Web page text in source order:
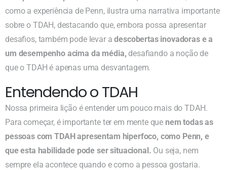
como a experiência de Penn, ilustra uma narrativa importante
sobre o TDAH, destacando que, embora possa apresentar
desafios, também pode levar adescobertas inovadoras e a
um desempenho acima da média, desafiando a noção de
que o TDAH é apenas uma desvantagem.
Entendendo o TDAH
Nossa primeira lição é entender um pouco mais do TDAH.
Para começar, é importante ter em mente que nem todas as
pessoas com TDAH apresentam hiperfoco, como Penn, e
que esta habilidade pode ser situacional. Ou seja, nem
sempre ela acontece quando e como a pessoa gostaria.